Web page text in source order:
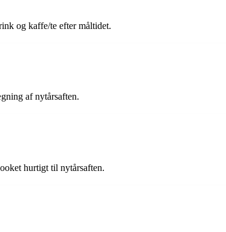
og kaffe/te efter måltidet.
af nytårsaften.
hurtigt til nytårsaften.